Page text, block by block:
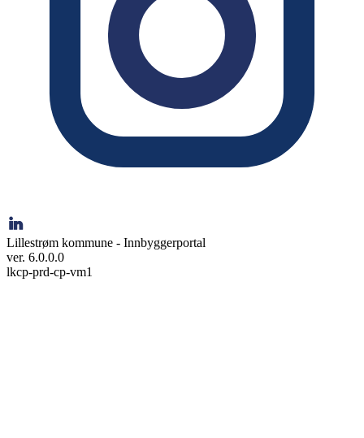
Lillestrøm kommune - Innbyggerportal
ver. 6.0.0.0
lkcp-prd-cp-vm1